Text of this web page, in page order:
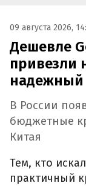
09 августа 2026,
Дешевле
привезли
надежный
В России
бюджетные
Китая
Тем, кто
практичный